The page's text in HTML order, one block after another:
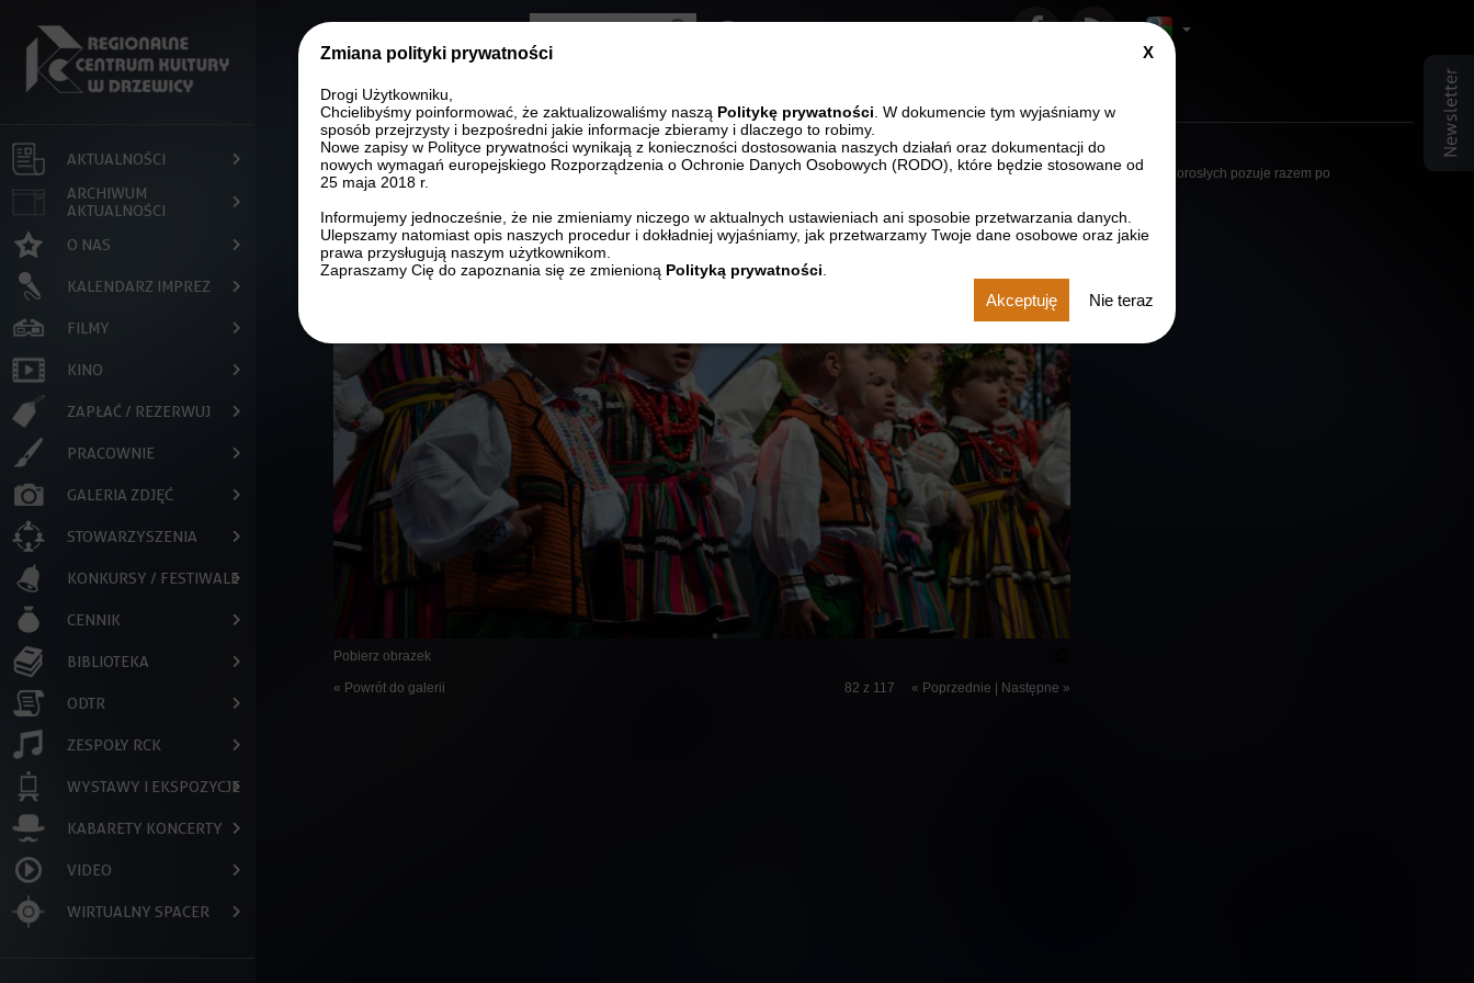
Zmiana polityki prywatności
Drogi Użytkowniku,
Chcielibyśmy poinformować, że zaktualizowaliśmy naszą Politykę prywatności . W dokumencie tym wyjaśniamy w
sposób przejrzysty i bezpośredni jakie informacje zbieramy i dlaczego to robimy.
Nowe zapisy w Polityce prywatności wynikają z konieczności dostosowania naszych działań oraz dokumentacji do
nowych wymagań europejskiego Rozporządzenia o Ochronie Danych Osobowych (RODO), które będzie stosowane od
25 maja 2018 r.
Informujemy jednocześnie, że nie zmieniamy niczego w aktualnych ustawieniach ani sposobie przetwarzania danych.
Ulepszamy natomiast opis naszych procedur i dokładniej wyjaśniamy, jak przetwarzamy Twoje dane osobowe oraz jakie
prawa przysługują naszym użytkownikom.
Zapraszamy Cię do zapoznania się ze zmienioną Polityką prywatności
Akceptuję Nie teraz
Close
AKTUALNOŚCI
ARCHIWUM
AKTUALNOŚCI
O NAS
KALENDARZ IMPREZ
FILMY
KINO
ZAPŁAĆ / REZERWUJ
PRACOWNIE
GALERIA ZDJĘĆ
STOWARZYSZENIA
KONKURSY / FESTIWALE
CENNIK
BIBLIOTEKA
ODTR
ZESPOŁY RCK
WYSTAWY I EKSPOZYCJE
KABARETY KONCERTY
VIDEO
WIRTUALNY SPACER
Pobierz obrazek
« Powrót do galerii 82 z 117 « Poprzednie Następne »
Grupa dzieci i dorosłych pozuje razem po